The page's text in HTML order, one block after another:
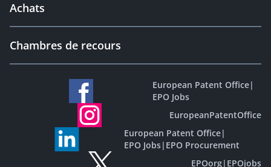
Achats
Chambres de recours
European Patent Office|
EPO Jobs
EuropeanPatentOffice
European Patent Office|
EPO Jobs| EPO Procurement
EPOorg| EPOjobs